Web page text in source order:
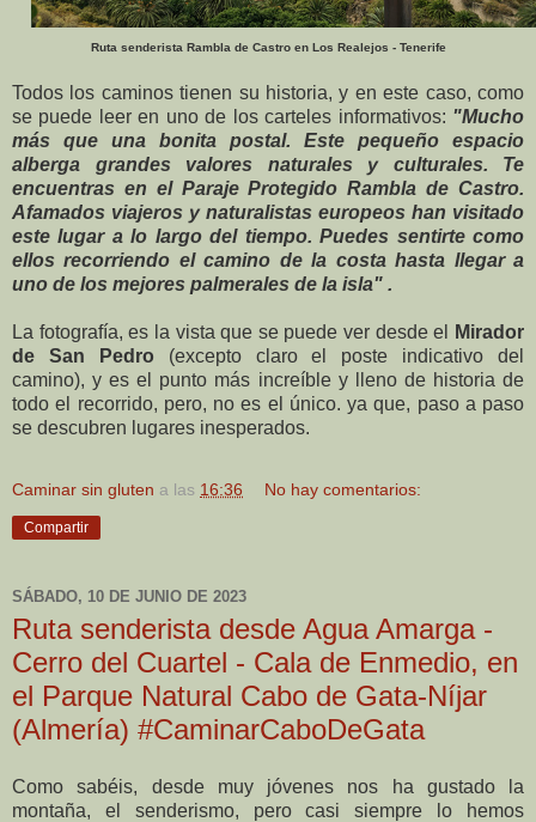
Ruta senderista Rambla de Castro en Los Realejos - Tenerife
Todos los caminos tienen su historia, y en este caso, como
se puede leer en uno de los carteles informativos: "Mucho
más que una bonita postal. Este pequeño espacio
alberga grandes valores naturales y culturales. Te
encuentras en el Paraje Protegido Rambla de Castro.
Afamados viajeros y naturalistas europeos han visitado
este lugar a lo largo del tiempo. Puedes sentirte como
ellos recorriendo el camino de la costa hasta llegar a
uno de los mejores palmerales de la isla" .
La fotografía, es la vista que se puede ver desde el
Mirador
de San Pedro (excepto claro el poste indicativo del
camino), y es el punto más increíble y lleno de historia de
todo el recorrido, pero, no es el único. ya que, paso a paso
se descubren lugares inesperados.
Caminar sin gluten a las 16:36 No hay comentarios:
Compartir
SÁBADO, 10 DE JUNIO DE 2023
Ruta senderista desde Agua Amarga -
Cerro del Cuartel - Cala de Enmedio, en
el Parque Natural Cabo de Gata-Níjar
(Almería) #CaminarCaboDeGata
Como sabéis, desde muy jóvenes nos ha gustado la
montaña, el senderismo, pero casi siempre lo hemos